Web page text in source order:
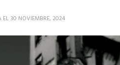
EL30 NOVIEMBRE, 2024